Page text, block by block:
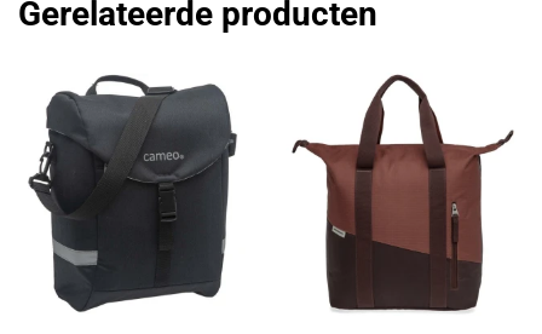
Gerelateerde producten